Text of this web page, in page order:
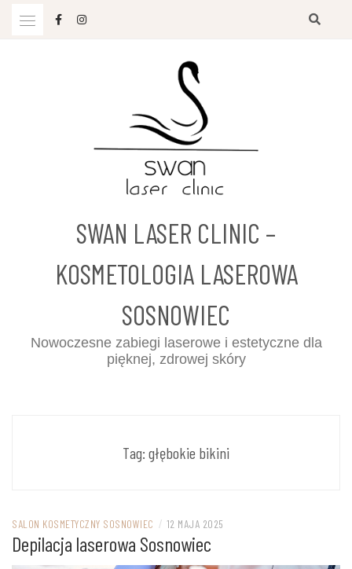
SWAN LASER CLINIC –
KOSMETOLOGIA LASEROWA
SOSNOWIEC
Nowoczesne zabiegi laserowe i estetyczne dla
pięknej, zdrowej skóry
Tag: głębokie bikini
SALON KOSMETYCZNY SOSNOWIEC / 12 MAJA 2025
Depilacja laserowa Sosnowiec